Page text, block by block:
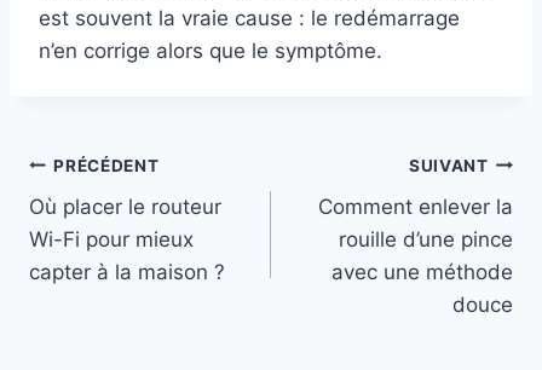
est souvent la vraie cause : le redémarrage
n’en corrige alors que le symptôme.
Navigation
de
l’article
PRÉCÉDENT
Où placer le routeur
Wi-Fi pour mieux
capter à la maison ?
SUIVANT
Comment enlever la
rouille d’une pince
avec une méthode
douce